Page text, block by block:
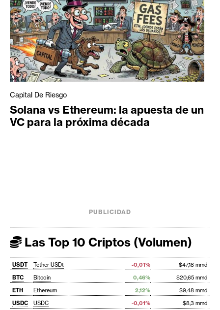
Capital De Riesgo
Solana vs Ethereum: la apuesta de un
VC para la próxima década
PUBLICIDAD
Las Top 10 Criptos (Volumen)
USDT Tether USDt -0,01%
$47,18 mmd
BTC
Bitcoin 0,46%
$20,65 mmd
ETH
Ethereum 2,12%
$9,48 mmd
USDC
USDC -0,01% $8,3 mmd